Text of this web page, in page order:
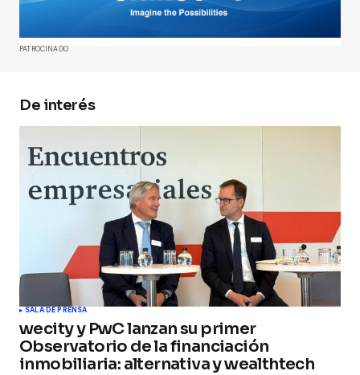
Comment*
Your E-mail *
Guarda mi nombre, correo electrónico y web en
este navegador para la próxima vez que
comente.
Submit Comment
PATROCINADO
De interés
SALA DE PRENSA
wecity y PwC lanzan su primer
Observatorio de la financiación
inmobiliaria: alternativa y wealthtech